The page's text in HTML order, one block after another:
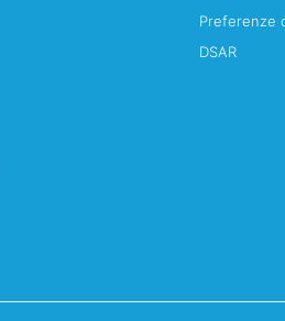
Preferenze
DSAR